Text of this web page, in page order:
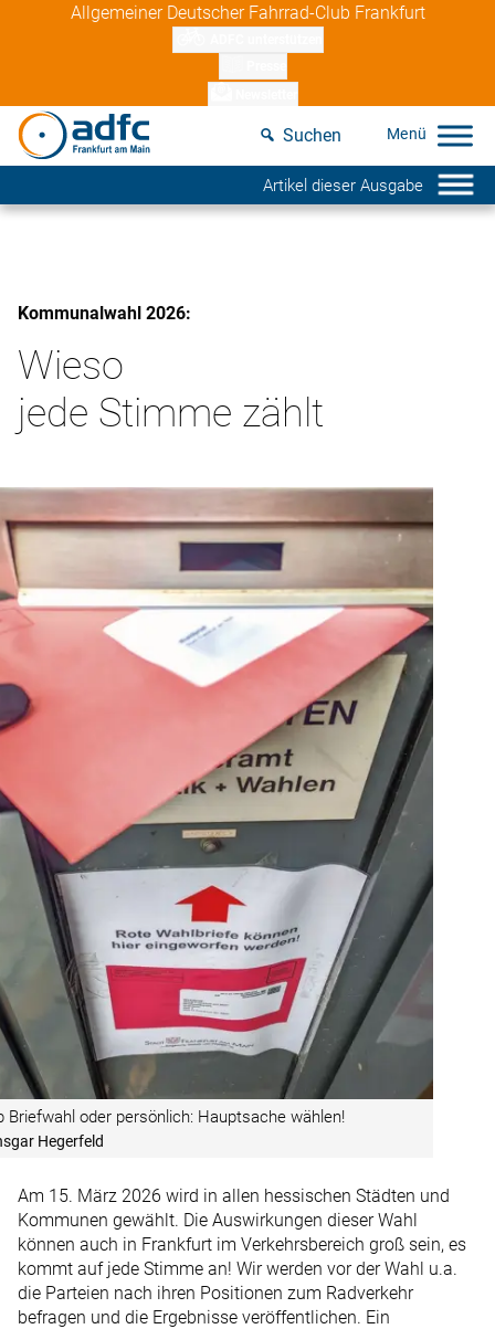
Allgemeiner Deutscher Fahrrad-Club Frankfurt
Suchen
Artikel dieser Ausgabe
Kommunalwahl 2026:
Wieso
jede Stimme zählt
Briefwahl oder persönlich: Hauptsache wählen!
Hegerfeld
Am 15. März 2026 wird in allen hessischen Städten und
Kommunen gewählt. Die Auswirkungen dieser Wahl
können auch in Frankfurt im Verkehrsbereich groß sein, es
kommt auf jede Stimme an! Wir werden vor der Wahl u.a.
die Parteien nach ihren Positionen zum Radverkehr
befragen und die Ergebnisse veröffentlichen. Ein